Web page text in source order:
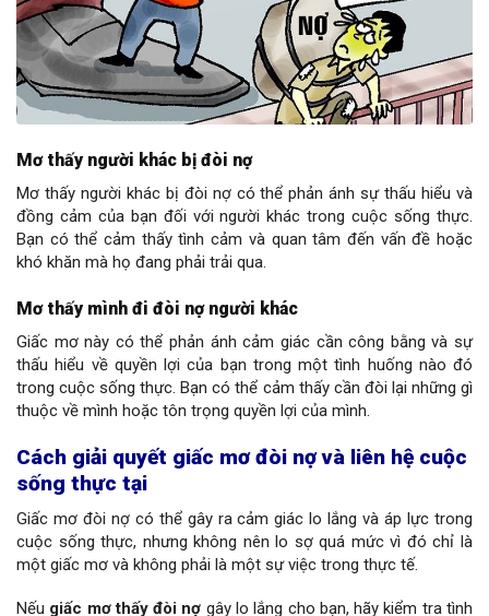
Mơ thấy người khác bị đòi nợ
Mơ thấy người khác bị đòi nợ có thể phản ánh sự thấu hiểu và
đồng cảm của bạn đối với người khác trong cuộc sống thực.
Bạn có thể cảm thấy tình cảm và quan tâm đến vấn đề hoặc
khó khăn mà họ đang phải trải qua.
Mơ thấy mình đi đòi nợ người khác
Giấc mơ này có thể phản ánh cảm giác cần công bằng và sự
thấu hiểu về quyền lợi của bạn trong một tình huống nào đó
trong cuộc sống thực. Bạn có thể cảm thấy cần đòi lại những gì
thuộc về mình hoặc tôn trọng quyền lợi của mình.
Cách giải quyết giấc mơ đòi nợ và liên hệ cuộc
sống thực tại
Giấc mơ đòi nợ có thể gây ra cảm giác lo lắng và áp lực trong
cuộc sống thực, nhưng không nên lo sợ quá mức vì đó chỉ là
một giấc mơ và không phải là một sự việc trong thực tế.
Nếu giấc mơ thấy đòi nợ gây lo lắng cho bạn, hãy kiểm tra tình